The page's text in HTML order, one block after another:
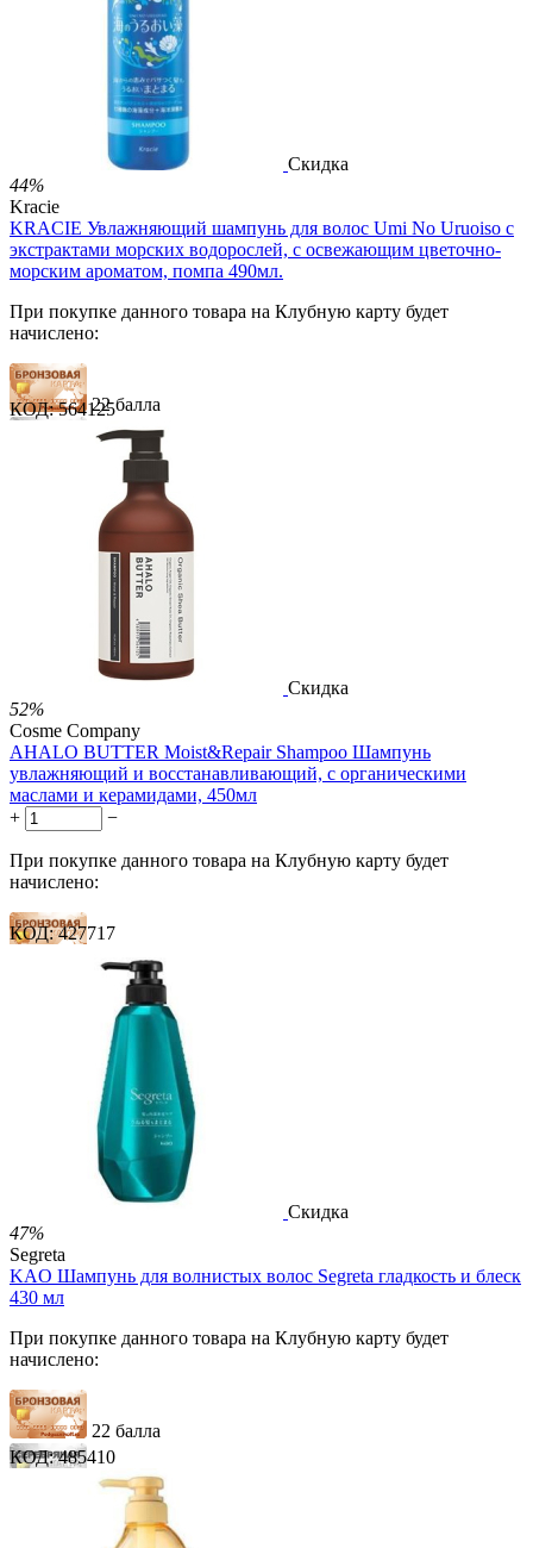
54 балла
1 486.00 Р
за 1.00 мл

Скидка
44%
Kracie
KRACIE Увлажняющий шампунь для волос Umi No Uruoiso с
экстрактами морских водорослей, с освежающим цветочно-
морским ароматом, помпа 490мл.
При покупке данного товара на Клубную карту будет
начислено:
22 балла
33 балла
54 балла
724.00 Р
за 1.00 мл
Нет в наличии
 
КОД: 564125
Скидка
52%
Cosme Company
AHALO BUTTER Moist&Repair Shampoo Шампунь
увлажняющий и восстанавливающий, с органическими
маслами и керамидами, 450мл
+
−
При покупке данного товара на Клубную карту будет
начислено:
33 балла
54 балла
1 212.00
Р
за 1.00 мл

КОД: 427717
Скидка
47%
Segreta
KAO Шампунь для волнистых волос Segreta гладкость и блеск
430 мл
При покупке данного товара на Клубную карту будет
начислено:
22 балла
33 балла
54 балла
КОД: 485410